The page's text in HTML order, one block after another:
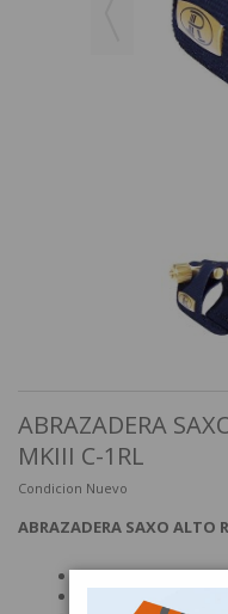
ABRAZADERA
MKIII C-1RL
Condicion Nuevo
ABRAZADERA SAXO ALTO
Para clarinete Bb
Tornillo: Plateado